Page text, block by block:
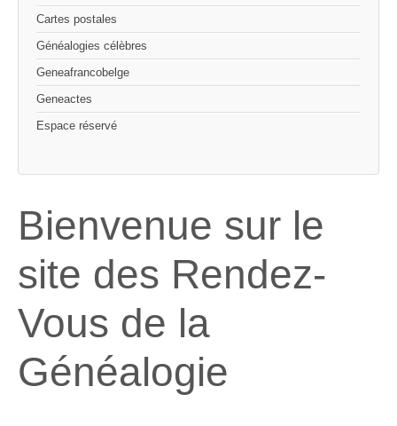
Cartes postales
Généalogies célèbres
Geneafrancobelge
Geneactes
Espace réservé
Bienvenue sur le
site des Rendez-
Vous de la
Généalogie